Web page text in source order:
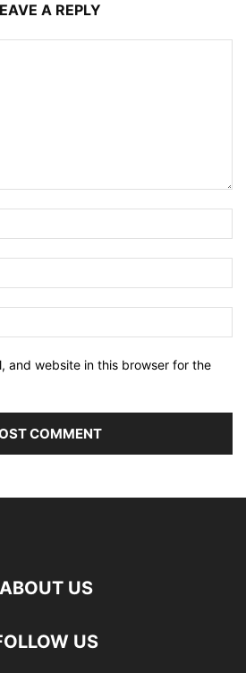
A REPLY
and website in this browser for the
ABOUT US
US